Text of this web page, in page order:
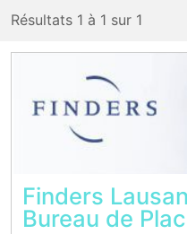
Résultats 1 à 1 sur 1
Finders
Bureau de